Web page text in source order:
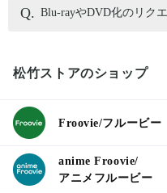
Blu-rayやDVD化のリク
松竹ストアのショップ
Froovie/フルービー
anime Froovie/
アニメフルービー